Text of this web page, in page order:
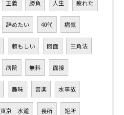
正義 勝負 人生 疲れた
辞めたい 40代 病気
頼もしい 図面 三角法
病院 無料 面接
趣味 音楽 水事故
東京 水道 長所 短所